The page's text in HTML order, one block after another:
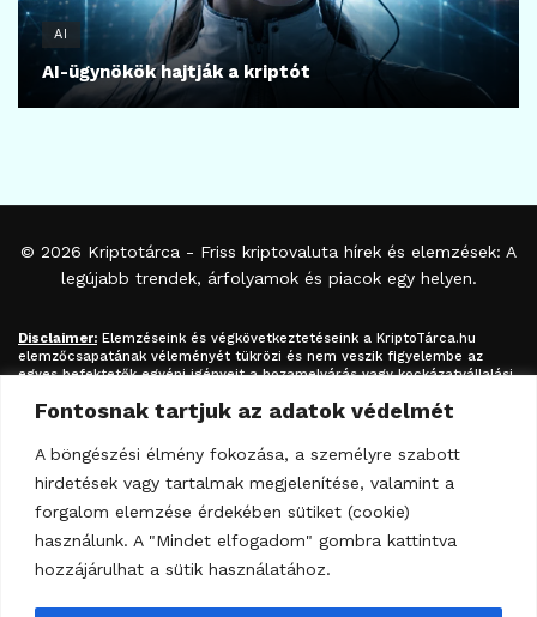
Fontosnak tartjuk az adatok védelmét
A böngészési élmény fokozása, a személyre szabott
hirdetések vagy tartalmak megjelenítése, valamint a
forgalom elemzése érdekében sütiket (cookie)
használunk. A "Mindet elfogadom" gombra kattintva
hozzájárulhat a sütik használatához.
AI
AI-ügynökök hajtják a kriptót
© 2026 Kriptotárca - Friss kriptovaluta hírek és elemzések: A
legújabb trendek, árfolyamok és piacok egy helyen.
Disclaimer: Elemzéseink és végkövetkeztetéseink a KriptoTárca.hu
elemzőcsapatának véleményét tükrözi és nem veszik figyelembe az
egyes befektetők egyéni igényeit a hozamelvárás vagy kockázatvállalási
befektetési tanácsadásnak, befektetési ajánlásnak, értékpapír /
kriptovaluta / token / ICO / cloud mining stb. jegyzésére / vételére /
eladására vonatkozó felhívásnak azok kizárólag tájékoztatásul
szolgálnak. Minden befektetés esetében kiemelten fontos az azt
megalapozó információk és lehetőségek széleskörű megismerése.
kripto-befektetések kockázata és volatilitása kiemelkedően magas.